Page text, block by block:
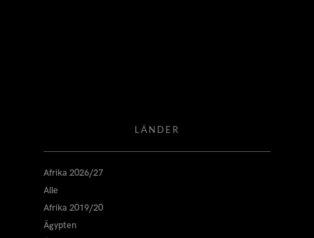
LÄNDER
Afrika 2026/27
Alle
Afrika 2019/20
Ägypten